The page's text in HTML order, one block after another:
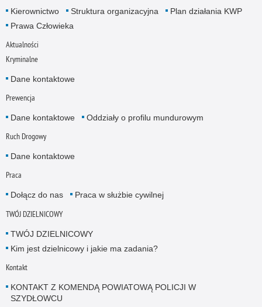
Kierownictwo Struktura organizacyjna
Plan działania KWP
Prawa Człowieka
Aktualności
Kryminalne
Dane kontaktowe
Prewencja
Dane kontaktowe Oddziały o profilu mundurowym
Ruch Drogowy
Dane kontaktowe
Praca
Dołącz do nas Praca w służbie cywilnej
TWÓJ DZIELNICOWY
TWÓJ DZIELNICOWY
Kim jest dzielnicowy i jakie ma zadania?
Kontakt
KONTAKT Z KOMENDĄ POWIATOWĄ POLICJI W
SZYDŁOWCU